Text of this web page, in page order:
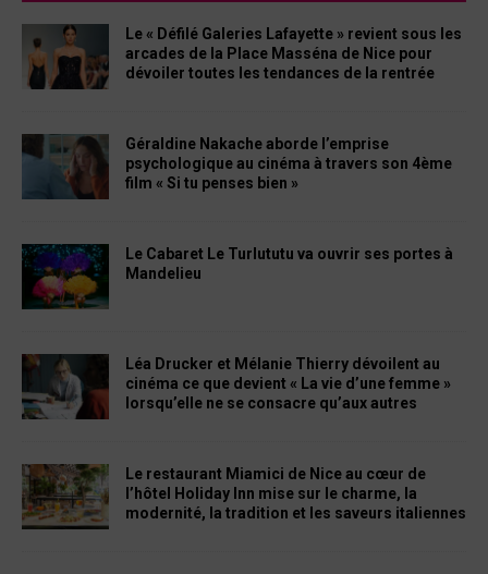
Le « Défilé Galeries Lafayette » revient sous les
arcades de la Place Masséna de Nice pour
dévoiler toutes les tendances de la rentrée
Géraldine Nakache aborde l’emprise
psychologique au cinéma à travers son 4ème
film « Si tu penses bien »
Le Cabaret Le Turlututu va ouvrir ses portes à
Mandelieu
Léa Drucker et Mélanie Thierry dévoilent au
cinéma ce que devient « La vie d’une femme »
lorsqu’elle ne se consacre qu’aux autres
Le restaurant Miamici de Nice au cœur de
l’hôtel Holiday Inn mise sur le charme, la
modernité, la tradition et les saveurs italiennes